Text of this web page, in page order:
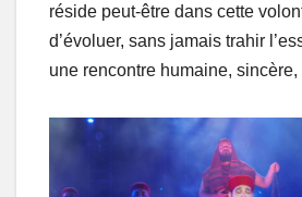
réside peut-être dans cette
d’évoluer, sans jamais trahir
une rencontre humaine, sincère,